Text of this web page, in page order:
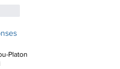
Platon